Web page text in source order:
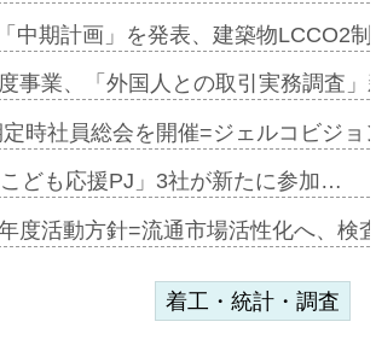
中期計画」を発表、建築物LCCO2
事業、「外国人との取引実務調査
時社員総会を開催=ジェルコビジ
ども応援PJ」3社が新たに参加…
度活動方針=流通市場活性化へ、検
着工・統計・調査